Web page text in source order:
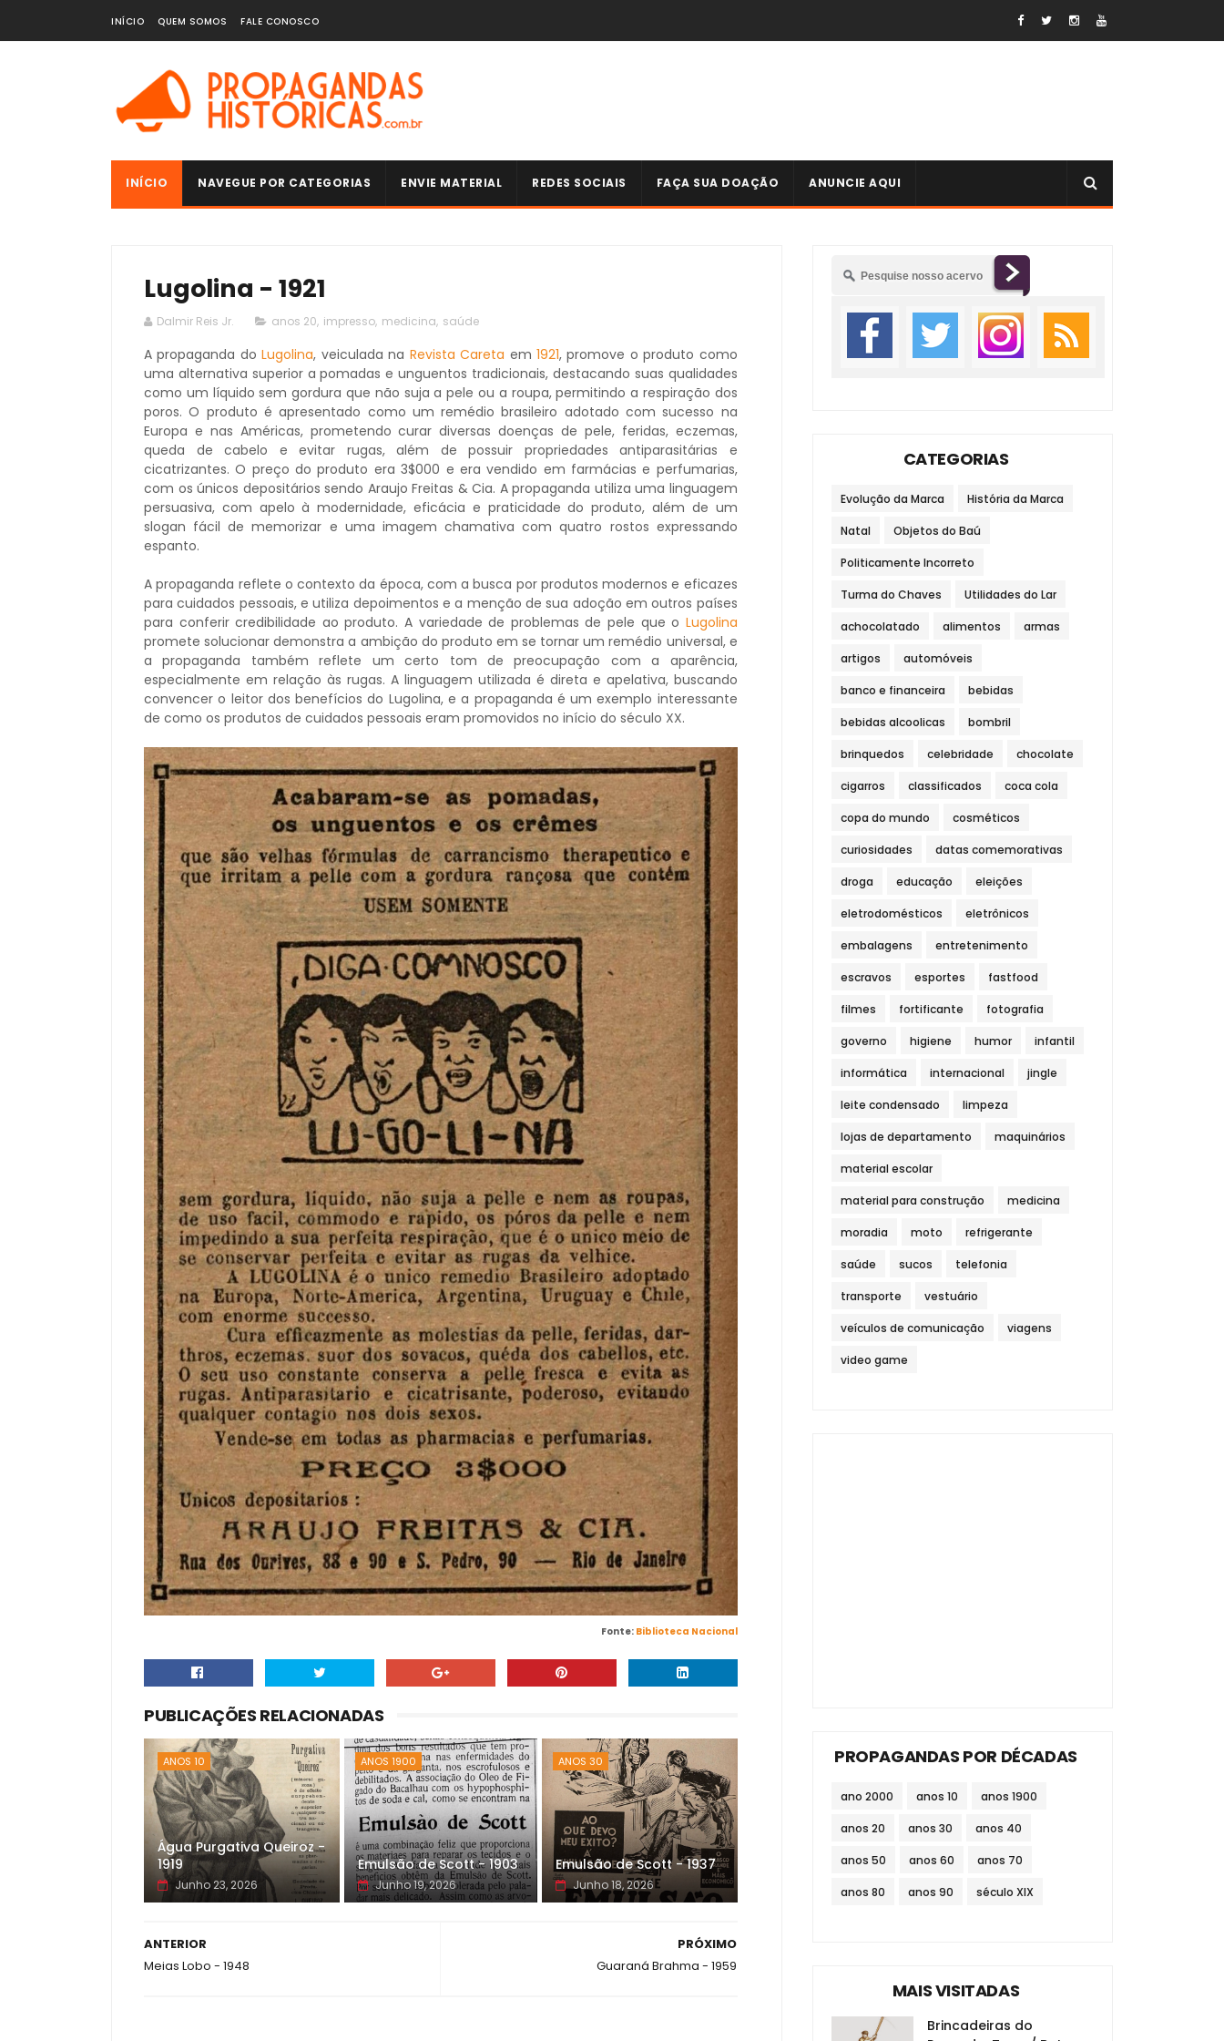
INÍCIO QUEM SOMOS FALE CONOSCO
INÍCIO NAVEGUE POR CATEGORIAS ENVIE MATERIAL REDES SOCIAIS FAÇA SUA DOAÇÃO ANUNCIE AQUI
Lugolina - 1921
Dalmir Reis Jr. anos 20, impresso, medicina, saúde
A propaganda doLugolina, veiculada na Revista Careta em 1921, promove o produto como
uma alternativa superior a pomadas e unguentos tradicionais, destacando suas qualidades
como um líquido sem gordura que não suja a pele ou a roupa, permitindo a respiração dos
poros. O produto é apresentado como um remédio brasileiro adotado com sucesso na
Europa e nas Américas, prometendo curar diversas doenças de pele, feridas, eczemas,
queda de cabelo e evitar rugas, além de possuir propriedades antiparasitárias e
cicatrizantes. O preço do produto era 3$000 e era vendido em farmácias e perfumarias,
com os únicos depositários sendo Araujo Freitas & Cia. A propaganda utiliza uma linguagem
persuasiva, com apelo à modernidade, eficácia e praticidade do produto, além de um
slogan fácil de memorizar e uma imagem chamativa com quatro rostos expressando
espanto.
A propaganda reflete o contexto da época, com a busca por produtos modernos e eficazes
para cuidados pessoais, e utiliza depoimentos e a menção de sua adoção em outros países
para conferir credibilidade ao produto. A variedade de problemas de pele que o Lugolina
promete solucionar demonstra a ambição do produto em se tornar um remédio universal, e
a propaganda também reflete um certo tom de preocupação com a aparência,
especialmente em relação às rugas. A linguagem utilizada é direta e apelativa, buscando
convencer o leitor dos benefícios do Lugolina, e a propaganda é um exemplo interessante
de como os produtos de cuidados pessoais eram promovidos no início do século XX.
Fonte: Biblioteca Nacional
PUBLICAÇÕES RELACIONADAS
ANOS 10
Água Purgativa Queiroz -
1919
Junho 23, 2026
ANOS 1900
Emulsão de Scott - 1903
Junho 19, 2026
ANOS 30
Emulsão de Scott - 1937
Junho 18, 2026
PRÓXIMO
Guaraná Brahma - 1959
ANTERIOR
Meias Lobo - 1948
CATEGORIAS
Evolução da Marca História da Marca
Natal Objetos do Baú
Politicamente Incorreto
Turma do Chaves Utilidades do Lar
achocolatado alimentos armas
artigos automóveis
banco e financeira bebidas
bebidas alcoolicas bombril
brinquedos celebridade chocolate
cigarros classificados coca cola
copa do mundo cosméticos
curiosidades datas comemorativas
droga educação eleições
eletrodomésticos eletrônicos
embalagens entretenimento
escravos esportes fastfood
filmes fortificante fotografia
governo higiene humor infantil
informática internacional jingle
leite condensado limpeza
lojas de departamento maquinários
material escolar
material para construção medicina
moradia moto refrigerante
saúde sucos telefonia
transporte vestuário
veículos de comunicação viagens
video game
PROPAGANDAS POR DÉCADAS
ano 2000 anos 10 anos 1900
anos 20 anos 30 anos 40
anos 50 anos 60 anos 70
anos 80 anos 90 século XIX
MAIS VISITADAS
Brincadeiras do